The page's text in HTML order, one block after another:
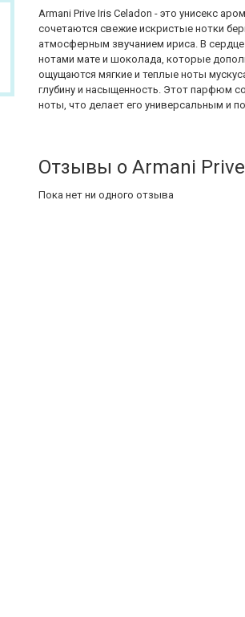
Armani Prive Iris Celadon - это унисекс
сочетаются свежие искристые нотки
атмосферным звучанием ириса. В
нотами мате и шоколада, которые
ощущаются мягкие и теплые ноты
глубину и насыщенность. Этот парфюм
ноты, что делает его универсальным и
Отзывы о Armani
Пока нет ни одного отзыва